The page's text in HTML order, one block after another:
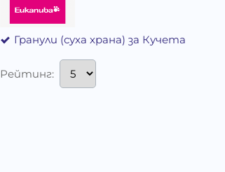
Гранули (суха храна) за Кучета
Рейтинг: